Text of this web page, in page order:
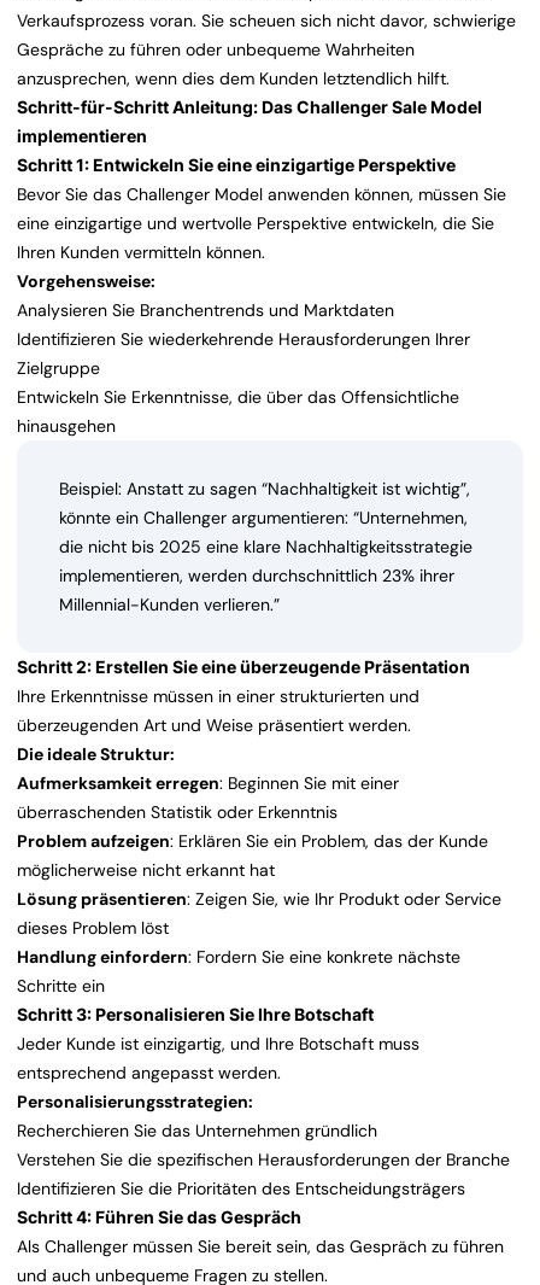
Verkaufsprozess voran. Sie scheuen sich nicht davor, schwierige
Gespräche zu führen oder unbequeme Wahrheiten
anzusprechen, wenn dies dem Kunden letztendlich hilft.
Schritt-für-Schritt Anleitung: Das Challenger Sale Model
implementieren
Schritt 1: Entwickeln Sie eine einzigartige Perspektive
Bevor Sie das Challenger Model anwenden können, müssen Sie
eine einzigartige und wertvolle Perspektive entwickeln, die Sie
Ihren Kunden vermitteln können.
Vorgehensweise:
Analysieren Sie Branchentrends und Marktdaten
Identifizieren Sie wiederkehrende Herausforderungen Ihrer
Zielgruppe
Entwickeln Sie Erkenntnisse, die über das Offensichtliche
hinausgehen
Beispiel: Anstatt zu sagen “Nachhaltigkeit ist wichtig”,
könnte ein Challenger argumentieren: “Unternehmen,
die nicht bis 2025 eine klare Nachhaltigkeitsstrategie
implementieren, werden durchschnittlich 23% ihrer
Millennial-Kunden verlieren.”
Schritt 2: Erstellen Sie eine überzeugende Präsentation
Ihre Erkenntnisse müssen in einer strukturierten und
überzeugenden Art und Weise präsentiert werden.
Die ideale Struktur:
Aufmerksamkeit erregen: Beginnen Sie mit einer
überraschenden Statistik oder Erkenntnis
Problem aufzeigen: Erklären Sie ein Problem, das der Kunde
möglicherweise nicht erkannt hat
Lösung präsentieren: Zeigen Sie, wie Ihr Produkt oder Service
dieses Problem löst
Handlung einfordern: Fordern Sie eine konkrete nächste
Schritte ein
Schritt 3: Personalisieren Sie Ihre Botschaft
Jeder Kunde ist einzigartig, und Ihre Botschaft muss
entsprechend angepasst werden.
Personalisierungsstrategien:
Recherchieren Sie das Unternehmen gründlich
Verstehen Sie die spezifischen Herausforderungen der Branche
Identifizieren Sie die Prioritäten des Entscheidungsträgers
Schritt 4: Führen Sie das Gespräch
Als Challenger müssen Sie bereit sein, das Gespräch zu führen
und auch unbequeme Fragen zu stellen.